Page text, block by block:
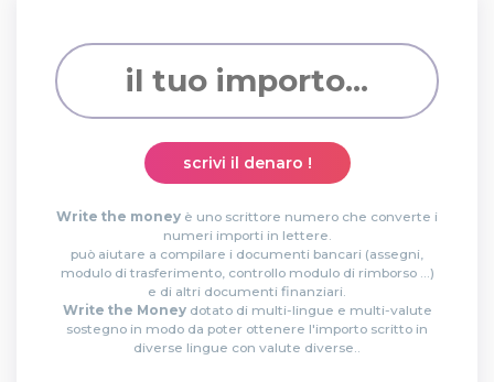
scrivi il denaro !
Write the money è uno scrittore numero che converte i
numeri importi in lettere.
può aiutare a compilare i documenti bancari (assegni,
modulo di trasferimento, controllo modulo di rimborso ...)
e di altri documenti finanziari.
Write the Moneydotato di multi-lingue e multi-valute
sostegno in modo da poter ottenere l'importo scritto in
diverse lingue con valute diverse..